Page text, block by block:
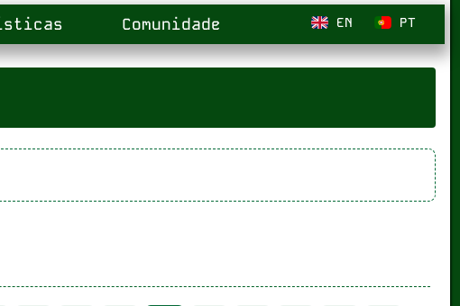
Comunidade PT
EN